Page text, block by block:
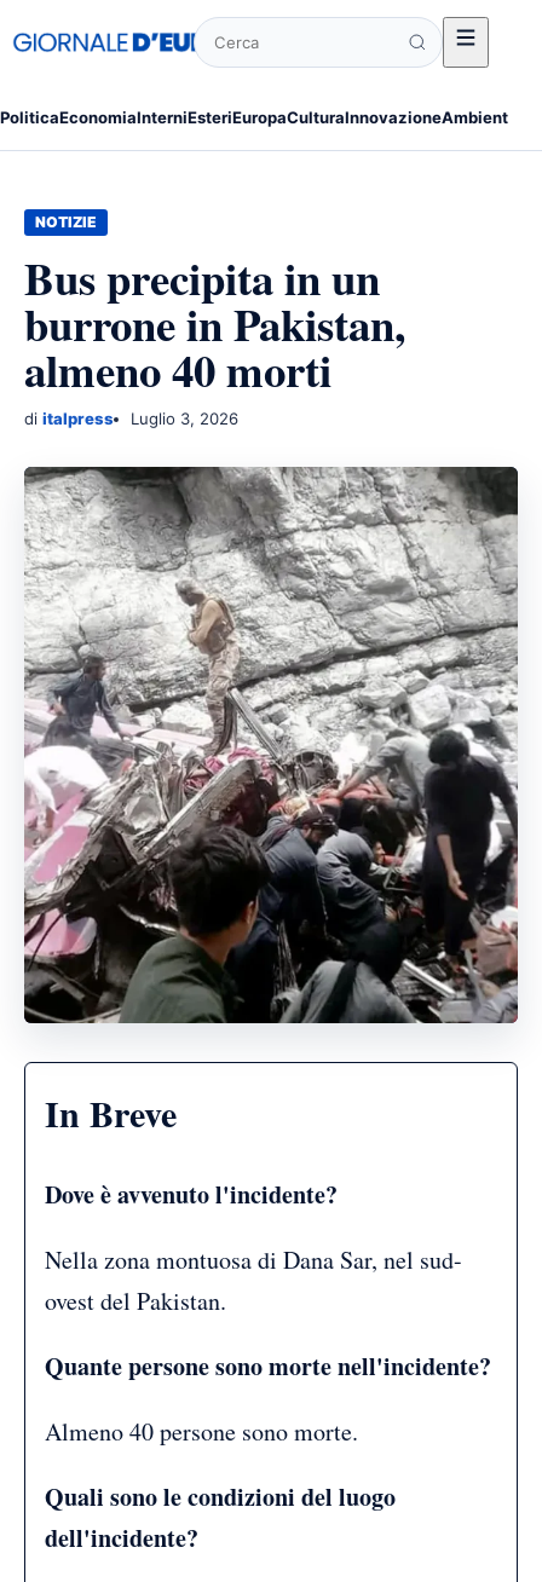
PoliticaEconomiaInterniEsteriEuropaCulturaInnovazioneAmbiente
Cerca
NOTIZIE
Bus precipita in un
burrone in Pakistan,
almeno 40 morti
di italpress Luglio 3, 2026
In Breve
Dove è avvenuto l'incidente?
Nella zona montuosa di Dana Sar, nel sud-
ovest del Pakistan.
Quante persone sono morte nell'incidente?
Almeno 40 persone sono morte.
Quali sono le condizioni del luogo
dell'incidente?